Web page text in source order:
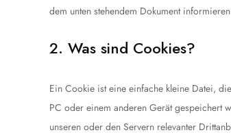
dem unten stehendem Dokument
2. Was sind Cookies?
Ein Cookie ist eine einfache kleine Datei,
PC oder einem anderen Gerät gespeichert
unseren oder den Servern relevanter